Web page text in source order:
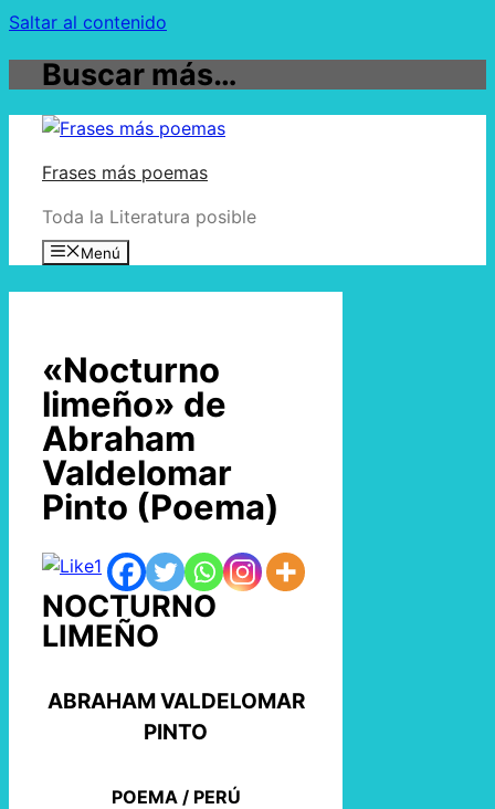
Saltar al contenido
Buscar más…
Frases más poemas
Toda la Literatura posible
Menú
«Nocturno
limeño» de
Abraham
Valdelomar
Pinto (Poema)
1
NOCTURNO
LIMEÑO
ABRAHAM VALDELOMAR
PINTO
POEMA / PERÚ